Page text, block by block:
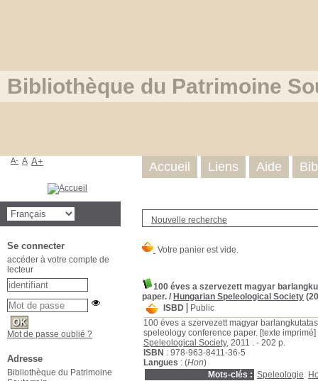
Bibliothèque du Patrimoine
Nouvelle recherche
100 éves a szervezett magyar
paper. / Hungarian Speleological Society
ISBD
Public
100 éves a szervezett magyar
speleology conference paper. [texte
Speleological Society, 2011 . - 202 p.
ISBN : 978-963-8411-36-5
Langues : (Hon)
Mots-clés : Speleologie
Accueil Liens Aide
A- A A+
Se connecter
accéder à votre compte de
lecteur
Mot de passe oublié ?
Adresse
Bibliothèque du Patrimoine